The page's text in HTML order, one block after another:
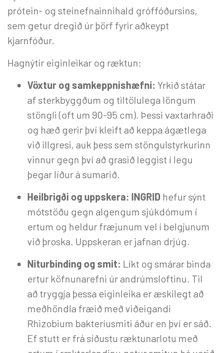
prótein- og steinefnainnihald gróffóðursins,
sem getur dregið úr þörf fyrir aðkeypt
kjarnfóður.
Hagnýtir eiginleikar og ræktun:
Vöxtur og samkeppnishæfni: Yrkið státar
af sterkbyggðum og tiltölulega löngum
stöngli (oft um 90-95 cm). Þessi vaxtarhraði
og hæð gerir því kleift að keppa ágætlega
við illgresi, auk þess sem stöngulstyrkurinn
vinnur gegn því að grasið leggist í legu
þegar líður á sumarið.
Heilbrigði og uppskera: INGRID hefur sýnt
mótstöðu gegn algengum sjúkdómum í
ertum og heldur fræjunum vel í belgjunum
við þroska. Uppskeran er jafnan drjúg.
Niturbinding og smit: Líkt og smárar binda
ertur köfnunarefni úr andrúmsloftinu. Til
að tryggja þessa eiginleika er æskilegt að
meðhöndla fræið með viðeigandi
Rhizobium bakteríusmiti áður en því er sáð.
Ef stutt er frá síðustu ræktunarlotu með